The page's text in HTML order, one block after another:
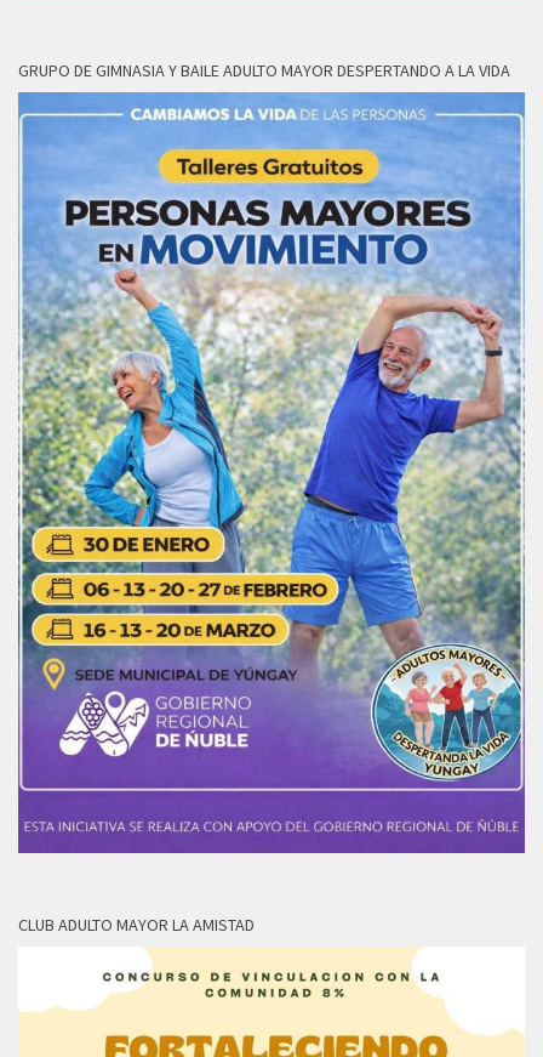
GRUPO DE GIMNASIA Y BAILE ADULTO MAYOR DESPERTANDO A LA VIDA
CLUB ADULTO MAYOR LA AMISTAD